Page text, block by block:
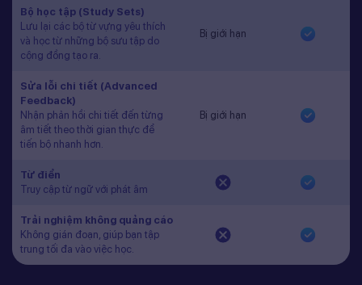
Bộ học tập (Study Sets)
Lưu lại các bộ từ vựng yêu thích
và học từ những bộ sưu tập do
cộng đồng tạo ra.
Bị giới hạn
Sửa lỗi chi tiết (Advanced
Feedback)
Nhận phản hồi chi tiết đến từng
âm tiết theo thời gian thực để
tiến bộ nhanh hơn.
Bị giới hạn
Từ điển
Truy cập từ ngữ với phát âm
Trải nghiệm không quảng cáo
Không gián đoạn, giúp bạn tập
trung tối đa vào việc học.